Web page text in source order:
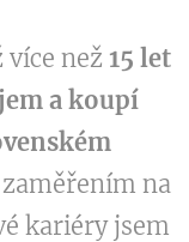
více než 15 let
a koupí
na
kariéry jsem